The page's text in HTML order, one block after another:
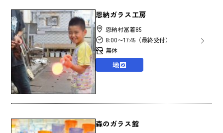
恩納ガラス工房
恩納村冨着85
8:00〜17:45（最終受付）
無休
地図
森のガラス館